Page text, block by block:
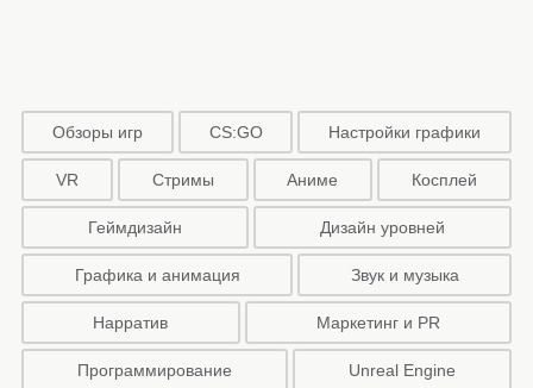
Обзоры игр CS:GO Настройки графики
VR Стримы Аниме Косплей
Геймдизайн Дизайн уровней
Графика и анимация Звук и музыка
Нарратив Маркетинг и PR
Программирование Unreal Engine